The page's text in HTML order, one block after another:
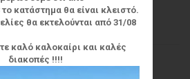
κατάστημα θα είναι κλειστό.
θα εκτελούνται από 31/08
καλό καλοκαίρι και καλές
διακοπές !!!!